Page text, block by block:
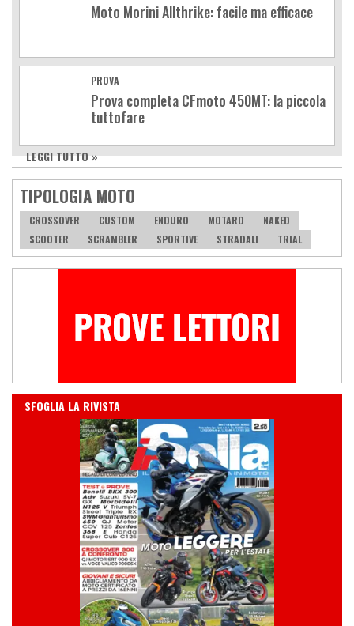
Moto Morini Allthrike: facile ma efficace
PROVA
Prova completa CFmoto 450MT: la piccola
tuttofare
LEGGI TUTTO »
TIPOLOGIA MOTO
CROSSOVER CUSTOM ENDURO MOTARD
NAKED
SCOOTER
SCRAMBLER SPORTIVE STRADALI TRIAL
IN EDICOLA
SFOGLIA LA RIVISTA